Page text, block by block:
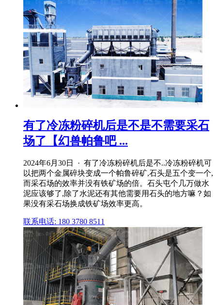
有了冷冻粉碎机后是不是不需要采石
场了【幻兽帕鲁吧 ...
2024年6月30日 · 有了冷冻粉碎机后是不..冷冻粉碎机可
以把两个金属碎块变成一个帕鲁碎矿,石头是五个变一个,
而采石场的效率并没有铁矿场的倍。石头屯个几万做水
泥应该够了,除了水泥还有其他需要用石头的地方嘛？如
果没有采石场换成铁矿场效率更高。
联系电话: 180 3780 8511